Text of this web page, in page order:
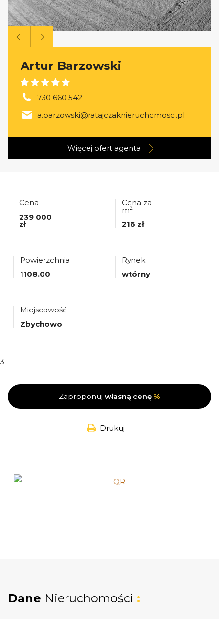
Artur Barzowski
730 660 542
a.barzowski@ratajczaknieruchomosci.pl
Więcej ofert agenta
Cena
239 000
zł
Cena za
m2
216 zł
Powierzchnia
1108.00
Rynek
wtórny
Miejscowość
Zbychowo
3
Zaproponuj własną cenę %
Drukuj
Dane Nieruchomości :